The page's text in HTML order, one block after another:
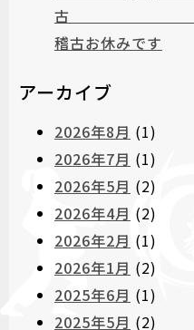
古 5月6
稽古お休みです
アーカイブ
2026年8月 (1)
2026年7月 (1)
2026年5月 (2)
2026年4月 (2)
2026年2月 (1)
2026年1月 (2)
2025年6月 (1)
2025年5月 (2)